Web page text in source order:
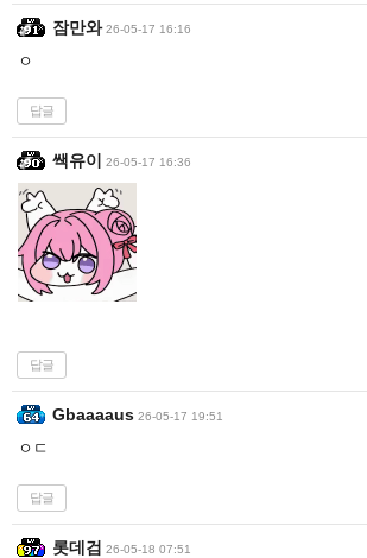
잠만와 26-05-17 16:16
ㅇ
답글
쌕유이 26-05-17 16:36
답글
Gbaaaaus 26-05-17 19:51
ㅇㄷ
답글
롯데검 26-05-18 07:51